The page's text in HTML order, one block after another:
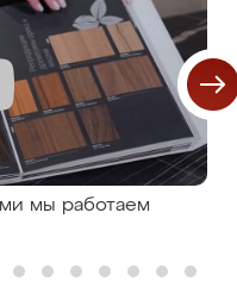
мы работаем